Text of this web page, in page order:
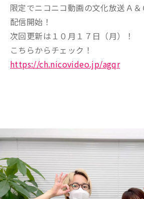
限定でニコニコ動画の文化放送Ａ
配信開始！
次回更新は１０月１７日（月）！
こちらからチェック！
https://ch.nicovideo.jp/agqr